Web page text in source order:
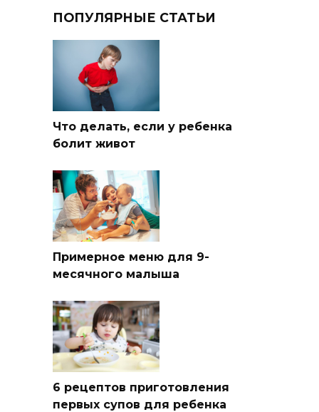
ПОПУЛЯРНЫЕ СТАТЬИ
Что делать, если у ребенка
болит живот
Примерное меню для 9-
месячного малыша
6 рецептов приготовления
первых супов для ребенка